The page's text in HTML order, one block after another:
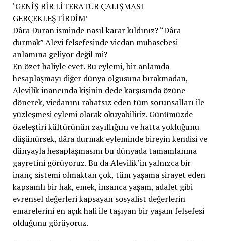
‘GENİŞ BİR LİTERATÜR ÇALIŞMASI
GERÇEKLEŞTİRDİM’
Dâra Duran isminde nasıl karar kıldınız? “Dâra
durmak” Alevi felsefesinde vicdan muhasebesi
anlamına geliyor değil mi?
En özet haliyle evet. Bu eylemi, bir anlamda
hesaplaşmayı diğer dünya olgusuna bırakmadan,
Alevilik inancında kişinin dede karşısında özüne
dönerek, vicdanını rahatsız eden tüm sorunsalları ile
yüzleşmesi eylemi olarak okuyabiliriz. Günümüzde
özeleştiri kültürünün zayıflığını ve hatta yokluğunu
düşünürsek, dâra durmak eyleminde bireyin kendisi ve
dünyayla hesaplaşmasını bu dünyada tamamlanma
gayretini görüyoruz. Bu da Alevilik’in yalnızca bir
inanç sistemi olmaktan çok, tüm yaşama sirayet eden
kapsamlı bir hak, emek, insanca yaşam, adalet gibi
evrensel değerleri kapsayan sosyalist değerlerin
emarelerini en açık hali ile taşıyan bir yaşam felsefesi
olduğunu görüyoruz.